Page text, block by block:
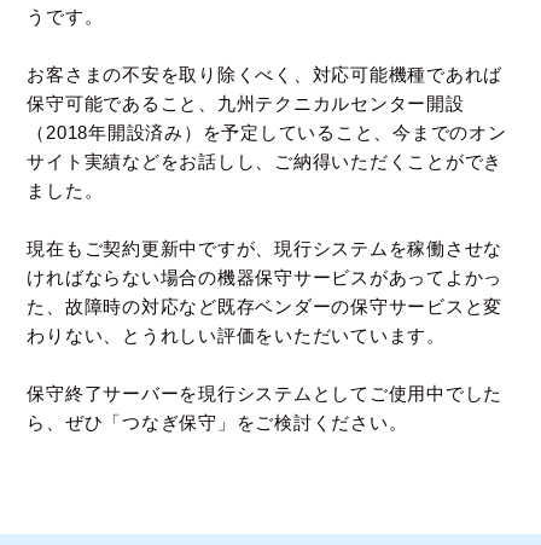
うです。
お客さまの不安を取り除くべく、対応可能機種であれば
保守可能であること、 九州テクニカルセンター開設
（2018年開設済み）を予定していること、今までのオン
サイト実績などをお話しし、ご納得いただくことができ
ました。
現在もご契約更新中ですが、現行システムを稼働させな
ければならない場合の機器保守サービスがあってよかっ
た、 故障時の対応など既存ベンダーの保守サービスと変
わりない、とうれしい評価をいただいています。
保守終了サーバーを現行システムとしてご使用中でした
ら、ぜひ「つなぎ保守」をご検討ください。